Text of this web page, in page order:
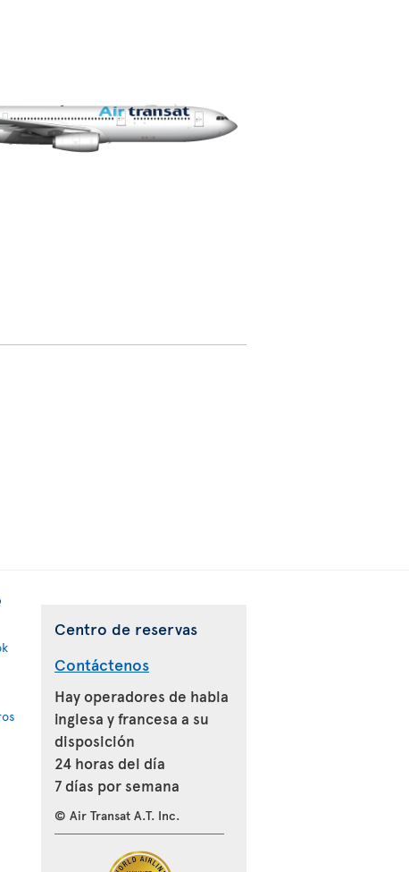
Centro de reservas
Contáctenos
Hay operadores de habla
inglesa y francesa a su
disposición
24 horas del día
7 días por semana
© Air Transat A.T. Inc.